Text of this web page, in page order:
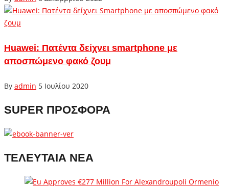
Huawei: Πατέντα δείχνει smartphone με
αποσπώμενο φακό ζουμ
By admin 5 Ιουλίου 2020
SUPER ΠΡΟΣΦΟΡΑ
ΤΕΛΕΥΤΑΙΑ ΝΕΑ